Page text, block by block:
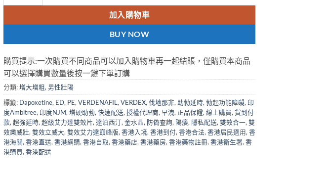
加入購物車
BUY NOW
購買提示:一次購買不同商品可以加入購物車再一起結賬，僅購買本商品
可以選擇購買數量後按一鍵下單訂購
分類:增大增粗, 男性壯陽
標籤: Dapoxetine, ED, PE, VERDENAFIL , VERDEX, 伐地那非, 助勃延時, 勃起功能障礙, 印
度Ambitree, 印度NJM, 增硬助勃, 快速配送, 授權代理商, 早洩, 正品保證, 線上購買, 貨到付
款, 超強延時, 超級艾力達雙效片, 達泊西汀, 金水晶, 防偽查詢, 陽痿, 隱私配送, 雙效合一, 雙
效樂威壯, 雙效立威大, 雙效艾力達巔峰版, 香港入境, 香港到付, 香港合法, 香港居民適用, 香
港海關, 香港直送, 香港網購, 香港自取, 香港藥店, 香港藥房, 香港藥物註冊, 香港衛生署, 香
港購買, 香港配送